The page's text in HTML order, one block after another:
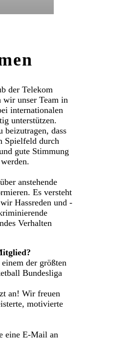
der Telekom
wir unser Team in
internationalen
unterstützen.
beizutragen, dass
Spielfeld durch
gute Stimmung
anstehende
Es versteht
Hassreden und -
Verhalten
der größten
Bundesliga
an! Wir freuen
motivierte
eine E-Mail an